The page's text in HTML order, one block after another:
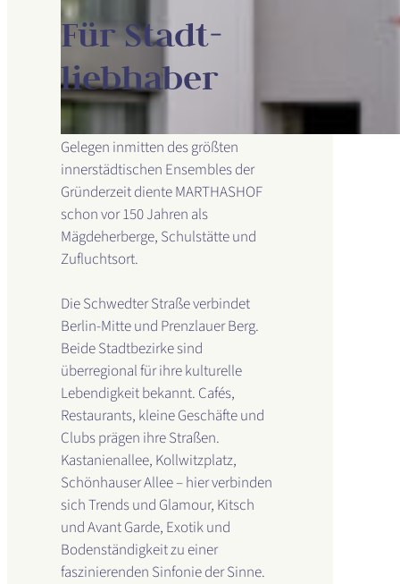
Für Stadt­
liebhaber
Gelegen inmitten des größten
innerstädtischen Ensembles der
Gründerzeit diente MARTHASHOF
schon vor 150 Jahren als
Mägdeherberge, Schulstätte und
Zufluchtsort.
Die Schwedter Straße verbindet
Berlin-Mitte und Prenzlauer Berg.
Beide Stadtbezirke sind
überregional für ihre kulturelle
Lebendigkeit bekannt. Cafés,
Restaurants, kleine Geschäfte und
Clubs prägen ihre Straßen.
Kastanienallee, Kollwitzplatz,
Schönhauser Allee – hier verbinden
sich Trends und Glamour, Kitsch
und Avant Garde, Exotik und
Bodenständigkeit zu einer
faszinierenden Sinfonie der Sinne.